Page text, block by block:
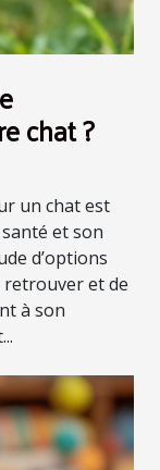
chat ?
un chat est
et son
d’options
retrouver et de
à son